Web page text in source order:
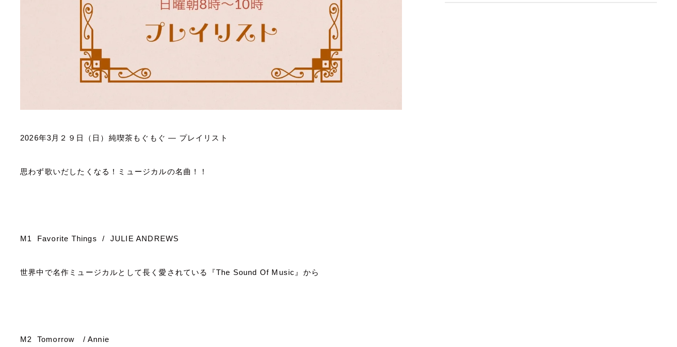
2026年3 月２９日（日）純喫茶もぐもぐ ― プレイリスト
思わず歌いだしたくなる！ミュージカルの名曲！！
M1 Favorite Things / JULIE ANDREWS
世界中で名作ミュージカルとして長く愛されている『The Sound Of Music 』から
M2 Tomorrow / Annie